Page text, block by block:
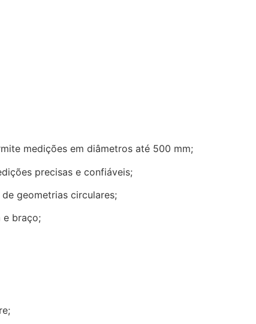
medições em diâmetros até 500 mm;
precisas e confiáveis;
geometrias circulares;
e braço;